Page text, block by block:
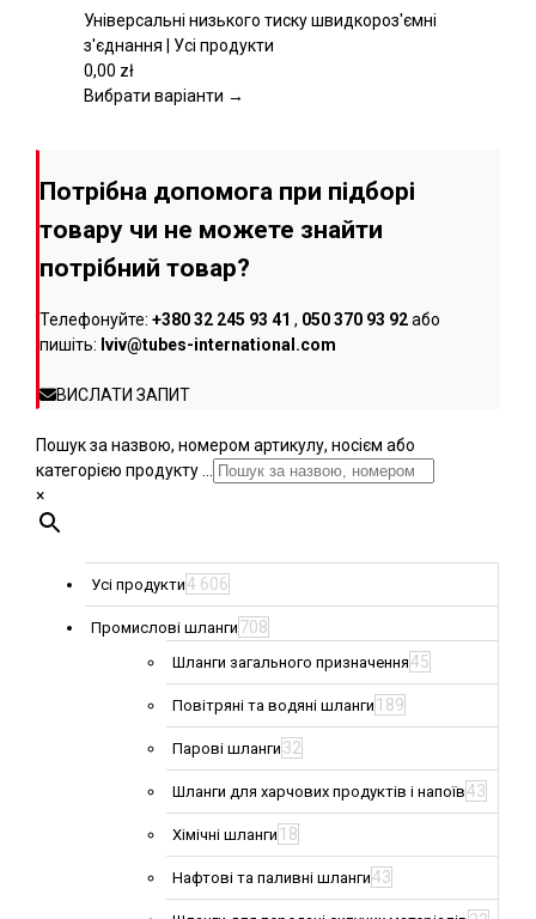
варіантів.
Параметри
вибрати
Універсальні низького тиску швидкороз'ємні
з'єднання | Усі продукти
0,00 zł
Вибрати варіанти →
Потрібна допомога при підборі
товару чи не можете знайти
потрібний товар?
Телефонуйте: +380 32 245 93 41 , 050 370 93 92або
пишіть: lviv@tubes-international.com
ВИСЛАТИ ЗАПИТ
Пошук за назвою, номером артикулу, носієм або
категорією продукту ...
×
Усі продукти4 606
Промислові шланги 708
Шланги загального призначення45
Повітряні та водяні шланги 189
Парові шланги 32
Шланги для харчових продуктів і напоїв43
Хімічні шланги 18
Нафтові та паливні шланги43